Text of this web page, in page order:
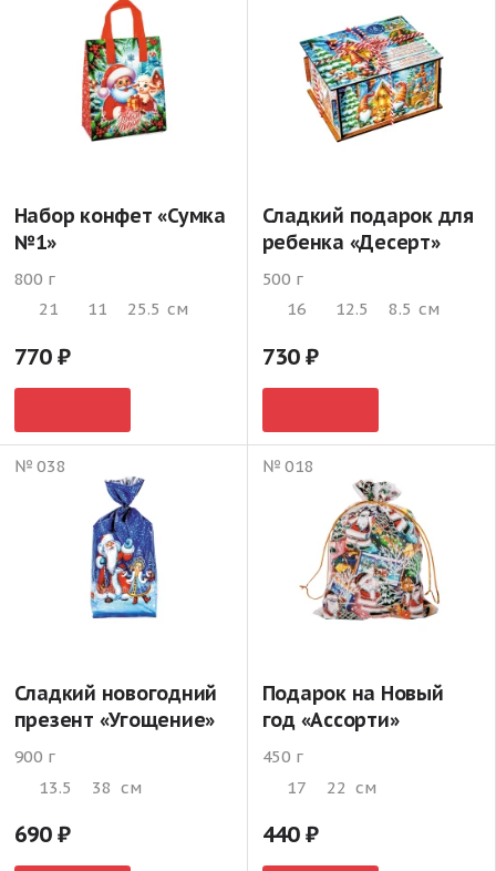
Набор конфет «Сумка
№1»
800 г
21
11 25.5 см
770
Сладкий подарок для
ребенка «Десерт»
500 г
16
12.5 8.5 см
730
№ 038
Сладкий новогодний
презент «Угощение»
900 г
13.5
38 см
690
№ 018
Подарок на Новый
год «Ассорти»
450 г
17
22 см
440